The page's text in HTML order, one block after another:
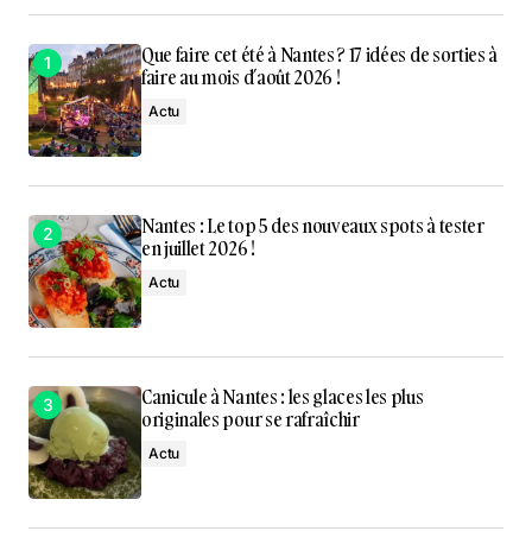
Que faire cet été à Nantes ? 17 idées de sorties à
faire au mois d’août 2026 !
Actu
Nantes : Le top 5 des nouveaux spots à tester
en juillet 2026 !
Actu
Canicule à Nantes : les glaces les plus
originales pour se rafraîchir
Actu